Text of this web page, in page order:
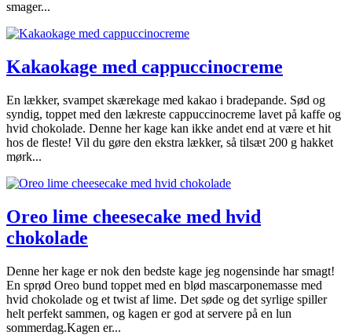
smager...
Kakaokage med cappuccinocreme
En lækker, svampet skærekage med kakao i bradepande. Sød og
syndig, toppet med den lækreste cappuccinocreme lavet på kaffe og
hvid chokolade. Denne her kage kan ikke andet end at være et hit
hos de fleste! Vil du gøre den ekstra lækker, så tilsæt 200 g hakket
mørk...
Oreo lime cheesecake med hvid
chokolade
Denne her kage er nok den bedste kage jeg nogensinde har smagt!
En sprød Oreo bund toppet med en blød mascarponemasse med
hvid chokolade og et twist af lime. Det søde og det syrlige spiller
helt perfekt sammen, og kagen er god at servere på en lun
sommerdag.Kagen er...